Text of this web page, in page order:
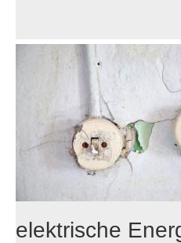
elektrische